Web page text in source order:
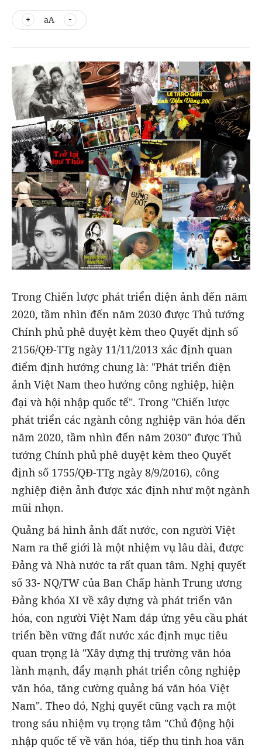
aA
Trong Chiến lược phát triển điện ảnh đến năm
2020, tầm nhìn đến năm 2030 được Thủ tướng
Chính phủ phê duyệt kèm theo Quyết định số
2156/QĐ-TTg ngày 11/11/2013 xác định quan
điểm định hướng chung là: "Phát triển điện
ảnh Việt Nam theo hướng công nghiệp, hiện
đại và hội nhập quốc tế". Trong "Chiến lược
phát triển các ngành công nghiệp văn hóa đến
năm 2020, tầm nhìn đến năm 2030" được Thủ
tướng Chính phủ phê duyệt kèm theo Quyết
định số 1755/QĐ-TTg ngày 8/9/2016), công
nghiệp điện ảnh được xác định như một ngành
mũi nhọn.
Quảng bá hình ảnh đất nước, con người Việt
Nam ra thế giới là một nhiệm vụ lâu dài, được
Đảng và Nhà nước ta rất quan tâm. Nghị quyết
số 33- NQ/TW của Ban Chấp hành Trung ương
Đảng khóa XI về xây dựng và phát triển văn
hóa, con người Việt Nam đáp ứng yêu cầu phát
triển bền vững đất nước xác định mục tiêu
quan trọng là "Xây dựng thị trường văn hóa
lành mạnh, đẩy mạnh phát triển công nghiệp
văn hóa, tăng cường quảng bá văn hóa Việt
Nam". Theo đó, Nghị quyết cũng vạch ra một
trong sáu nhiệm vụ trọng tâm "Chủ động hội
nhập quốc tế về văn hóa, tiếp thu tinh hoa văn